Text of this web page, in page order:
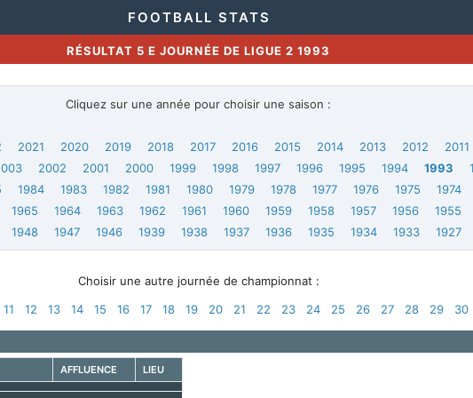
FOOTBALL STATS
RÉSULTAT 5 E JOURNÉE DE LIGUE 2 1993
Cliquez sur une année pour choisir une saison :
2021 2020 2019 2018 2017 2016 2015 2014 2013 2012 2011
2002 2001 2000 1999 1998 1997 1996 1995 1994 1993
1984 1983 1982 1981 1980 1979 1978 1977 1976 1975 1974
1965
1964 1963 1962 1961 1960 1959 1958 1957 1956 1955
1948
1947 1946 1939 1938 1937 1936 1935 1934 1933 1927
Choisir une autre journée de championnat :
11
12 13 14 15 16 17 18 19 20 21 22 23 24 25 26 27 28 29 30
AFFLUENCE LIEU